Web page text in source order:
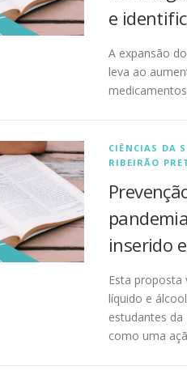
e
A expansão
leva ao
CIÊNCIAS DA
RIBEIRÃO
inserido
Esta proposta
líquido e
estudantes da
como uma